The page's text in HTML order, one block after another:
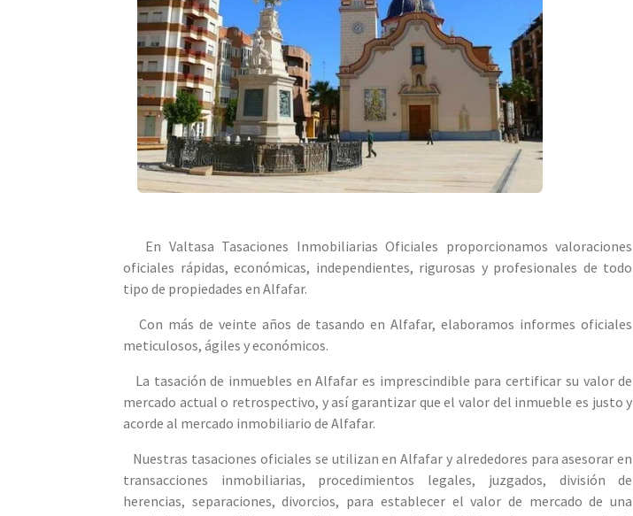
En Valtasa Tasaciones Inmobiliarias Oficiales proporcionamos valoraciones
oficiales rápidas, económicas, independientes, rigurosas y profesionales de todo
tipo de propiedades en Alfafar.
Con más de veinte años de tasando en Alfafar, elaboramos informes oficiales
meticulosos, ágiles y económicos.
La tasación de inmuebles en Alfafar es imprescindible para certificar su valor de
mercado actual o retrospectivo, y asígarantizar que el valor del inmueble es justo y
acorde al mercado inmobiliario de Alfafar.
Nuestras tasaciones oficiales se utilizan en Alfafar y alrededores para asesorar en
transacciones inmobiliarias, procedimientos legales, juzgados, división de
herencias, separaciones, divorcios, para establecer el valor de mercado de una